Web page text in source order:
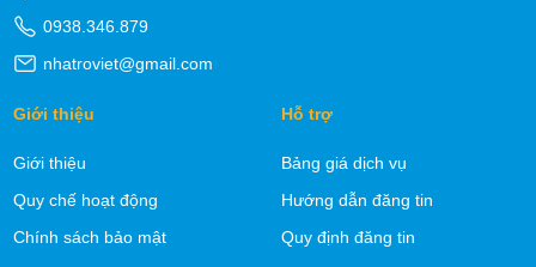
0938.346.879
nhatroviet@gmail.com
Giới thiệu
Giới thiệu
Quy chế hoạt động
Chính sách bảo mật
Hỗ trợ
Bảng giá dịch vụ
Hướng dẫn đăng tin
Quy định đăng tin